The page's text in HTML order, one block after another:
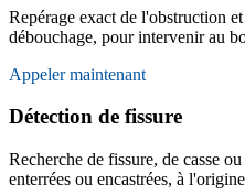
Repérage exact de l'obstruction
débouchage, pour intervenir au
Appeler maintenant
Détection de fissure
Recherche de fissure, de casse
enterrées ou encastrées, à